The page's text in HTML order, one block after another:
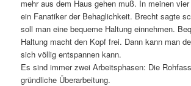
mehr aus dem Haus gehen muß. In meinen
ein Fanatiker der Behaglichkeit. Brecht sagte
soll man eine bequeme Haltung einnehmen.
Haltung macht den Kopf frei. Dann kann man
sich völlig entspannen kann.
Es sind immer zwei Arbeitsphasen: Die
gründliche Überarbeitung.